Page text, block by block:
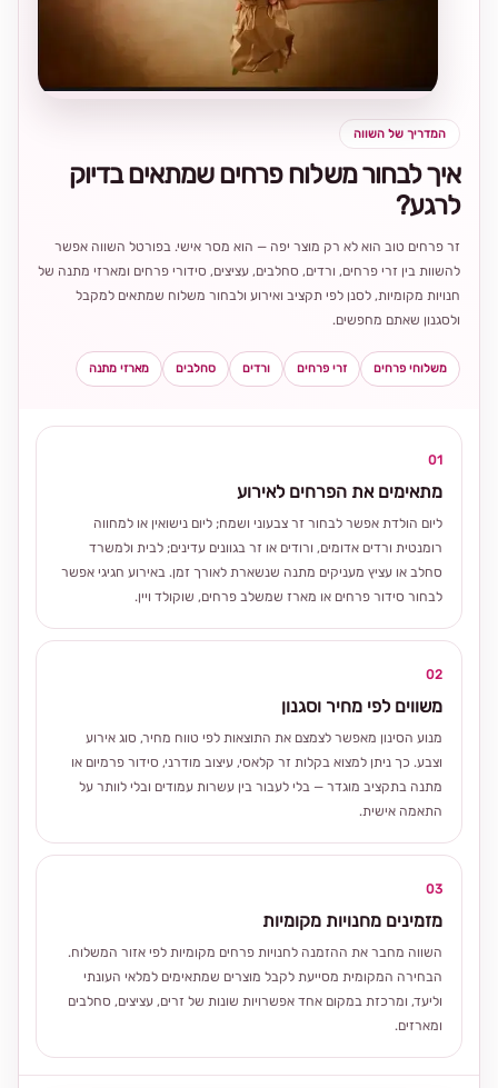
המדריך של השווה
איך לבחור משלוח פרחים שמתאים בדיוק
לרגע?
זר פרחים טוב הוא לא רק מוצר יפה — הוא מסר אישי. בפורטל השווה אפשר
להשוות בין זרי פרחים, ורדים, סחלבים, עציצים, סידורי פרחים ומארזי מתנה של
חנויות מקומיות, לסנן לפי תקציב ואירוע ולבחור משלוח שמתאים למקבל
ולסגנון שאתם מחפשים.
משלוחי פרחים זרי פרחים ורדים סחלבים מארזי מתנה
01
מתאימים את הפרחים לאירוע
ליום הולדת אפשר לבחור זר צבעוני ושמח; ליום נישואין או למחווה
רומנטית ורדים אדומים, ורודים או זר בגוונים עדינים; לבית ולמשרד
סחלב או עציץ מעניקים מתנה שנשארת לאורך זמן. באירוע חגיגי אפשר
לבחור סידור פרחים או מארז שמשלב פרחים, שוקולד ויין.
02
משווים לפי מחיר וסגנון
מנוע הסינון מאפשר לצמצם את התוצאות לפי טווח מחיר, סוג אירוע
וצבע. כך ניתן למצוא בקלות זר קלאסי, עיצוב מודרני, סידור פרמיום או
מתנה בתקציב מוגדר — בלי לעבור בין עשרות עמודים ובלי לוותר על
התאמה אישית.
03
מזמינים מחנויות מקומיות
השווה מחבר את ההזמנה לחנויות פרחים מקומיות לפי אזור המשלוח.
הבחירה המקומית מסייעת לקבל מוצרים שמתאימים למלאי העונתי
וליעד, ומרכזת במקום אחד אפשרויות שונות של זרים, עציצים, סחלבים
ומארזים.